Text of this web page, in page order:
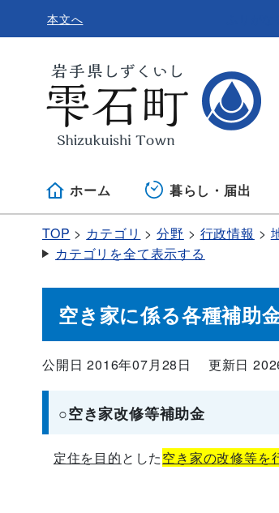
本文へ
ホーム 暮らし・届出
TOP カテゴリ 分野 行政情報
カテゴリを全て表示する
空き家に係る各種補助
公開日 2016年07月28日 更新日
○空き家改修等補助金
定住を目的とした空き家の改修等を